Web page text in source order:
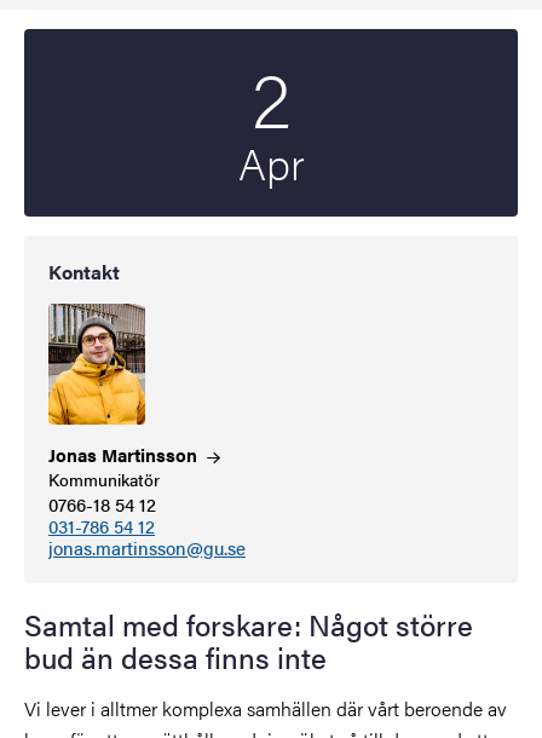
2
Apr
Kontakt
Jonas Martinsson
Kommunikatör
0766-18 54 12
031-786 54 12
jonas.martinsson@gu.se
Samtal med forskare: Något större
bud än dessa finns inte
Vi lever i alltmer komplexa samhällen där vårt beroende av